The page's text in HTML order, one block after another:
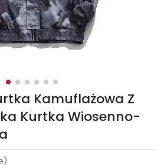
Kamuflażowa Z
Kurtka Wiosenno-